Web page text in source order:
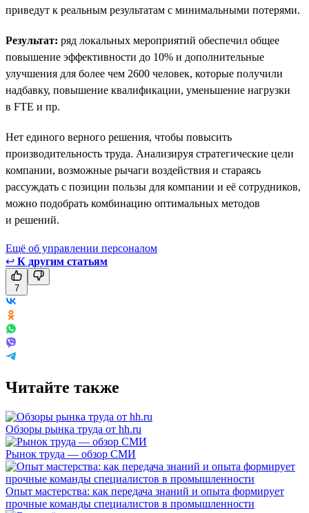
приведут к реальным результатам с минимальными потерями.
Результат: ряд локальных мероприятий обеспечил общее
повышение эффективности до 10% и дополнительные
улучшения для более чем 2600 человек, которые получили
надбавку, повышение квалификации, уменьшение нагрузки
в FTE и пр.
Нет единого верного решения, чтобы повысить
производительность труда. Анализируя стратегические цели
компании, возможные рычаги воздействия и стараясь
рассуждать с позиции пользы для компании и её сотрудников,
можно подобрать комбинацию оптимальных методов
и решений.
Ещё об управлении персоналом
↩ К другим статьям
7
Читайте также
Обзоры рынка труда от hh.ru
Рынок труда — обзор СМИ
Опыт мастерства: как передача знаний и опыта формирует
прочные команды специалистов в промышленности